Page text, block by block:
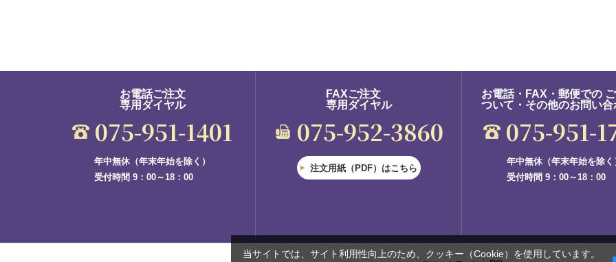
お電話ご注文
専用ダイヤル
075-951-1401
年中無休（年末年始を除く）
受付時間 9：00～18：00
FAXご注文
専用ダイヤル
075-952-3860
注文用紙（PDF）はこちら
お電話・FAX・郵便での
ついて・その他のお問い合
075-951-
年中無休（年末年始を除く
受付時間 9：00～18：00
当サイトでは、サイト利用性向上のため、クッキー（Cookie）を使用しています。